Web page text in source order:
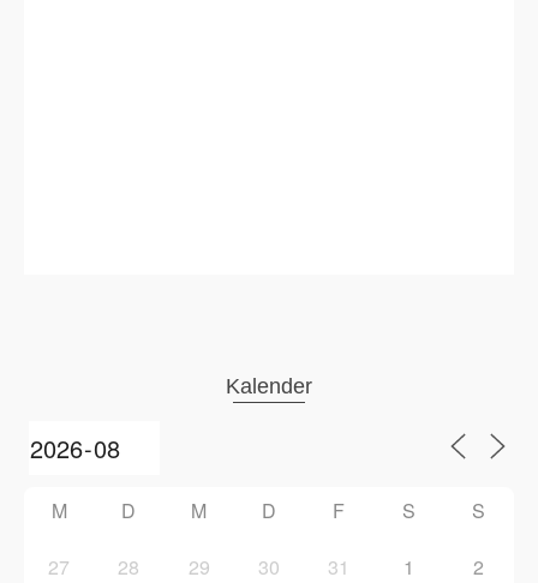
Kalender
M D M D F S S
27 28 29 30 31 1 2